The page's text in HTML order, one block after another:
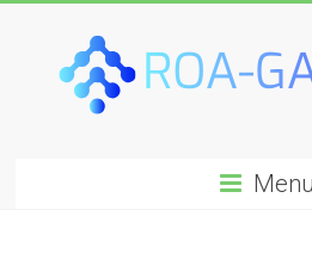
galleria.comMenu